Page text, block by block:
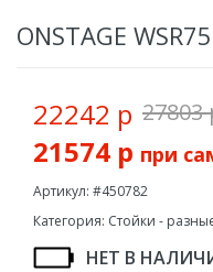
ONSTAGE
22242 р 27803
21574 р при
Артикул: #450782
Категория: Стойки -
НЕТ В